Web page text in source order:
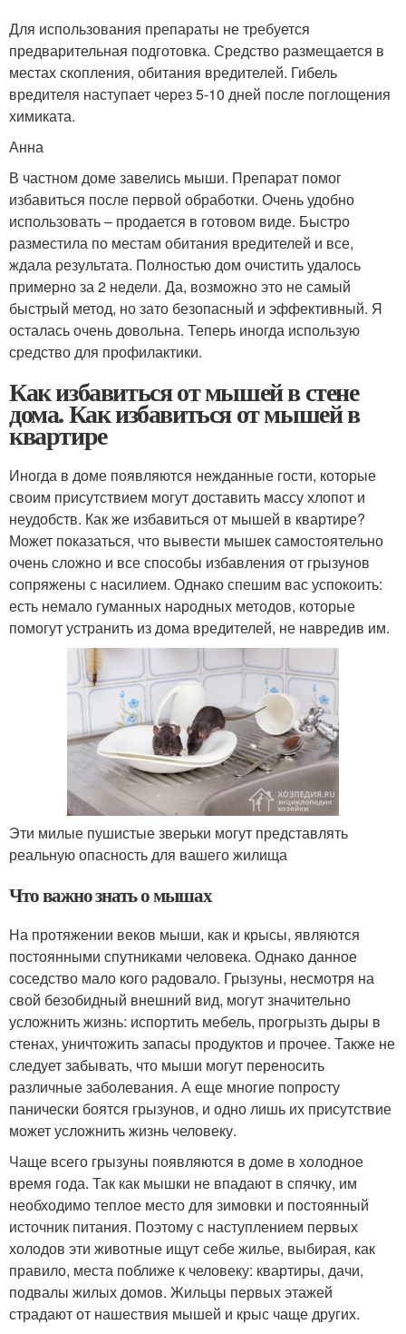
Для использования препараты не требуется
предварительная подготовка. Средство размещается в
местах скопления, обитания вредителей. Гибель
вредителя наступает через 5-10 дней после поглощения
химиката.
Анна
В частном доме завелись мыши. Препарат помог
избавиться после первой обработки. Очень удобно
использовать – продается в готовом виде. Быстро
разместила по местам обитания вредителей и все,
ждала результата. Полностью дом очистить удалось
примерно за 2 недели. Да, возможно это не самый
быстрый метод, но зато безопасный и эффективный. Я
осталась очень довольна. Теперь иногда использую
средство для профилактики.
Как избавиться от мышей в стене
дома. Как избавиться от мышей в
квартире
Иногда в доме появляются нежданные гости, которые
своим присутствием могут доставить массу хлопот и
неудобств. Как же избавиться от мышей в квартире?
Может показаться, что вывести мышек самостоятельно
очень сложно и все способы избавления от грызунов
сопряжены с насилием. Однако спешим вас успокоить:
есть немало гуманных народных методов, которые
помогут устранить из дома вредителей, не навредив им.
Эти милые пушистые зверьки могут представлять
реальную опасность для вашего жилища
Что важно знать о мышах
На протяжении веков мыши, как и крысы, являются
постоянными спутниками человека. Однако данное
соседство мало кого радовало. Грызуны, несмотря на
свой безобидный внешний вид, могут значительно
усложнить жизнь: испортить мебель, прогрызть дыры в
стенах, уничтожить запасы продуктов и прочее. Также не
следует забывать, что мыши могут переносить
различные заболевания. А еще многие попросту
панически боятся грызунов, и одно лишь их присутствие
может усложнить жизнь человеку.
Чаще всего грызуны появляются в доме в холодное
время года. Так как мышки не впадают в спячку, им
необходимо теплое место для зимовки и постоянный
источник питания. Поэтому с наступлением первых
холодов эти животные ищут себе жилье, выбирая, как
правило, места поближе к человеку: квартиры, дачи,
подвалы жилых домов. Жильцы первых этажей
страдают от нашествия мышей и крыс чаще других.